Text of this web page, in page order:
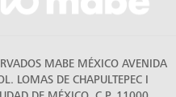
MABE MÉXICO AVENIDA
LOMAS DE CHAPULTEPEC I